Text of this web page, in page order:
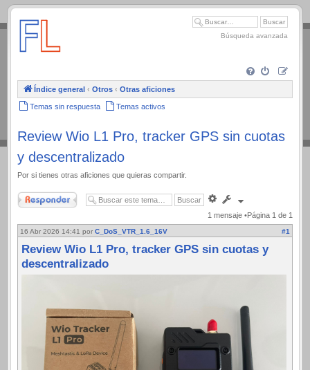
.
Búsqueda avanzada
Índice general ‹ Otros ‹ Otras aficiones
Temas sin respuesta Temas activos
Review Wio L1 Pro, tracker GPS sin cuotas
y descentralizado
Por si tienes otras aficiones que quieras compartir.
Responder
Búsqueda
1 mensaje •Página 1 de 1
16 Abr 2026 14:41 por C_DoS_VTR_1.6_16V #1
Review Wio L1 Pro, tracker GPS sin cuotas y
descentralizado